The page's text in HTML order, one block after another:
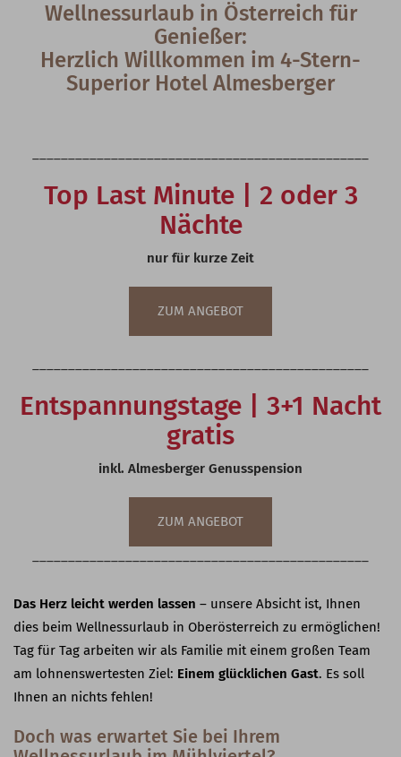
Wellnessurlaub in Österreich für
Genießer:
Herzlich Willkommen im 4-Stern-
Superior Hotel Almesberger
Top Last Minute | 2 oder 3
Nächte
nur für kurze Zeit
ZUM ANGEBOT
Entspannungstage | 3+1 Nacht
gratis
inkl. Almesberger Genusspension
ZUM ANGEBOT
Das Herz leicht werden lassen – unsere Absicht ist, Ihnen
dies beim Wellnessurlaub in Oberösterreich zu ermöglichen!
Tag für Tag arbeiten wir als Familie mit einem großen Team
am lohnenswertesten Ziel: Einem glücklichen Gast. Es soll
Ihnen an nichts fehlen!
Doch was erwartet Sie bei Ihrem